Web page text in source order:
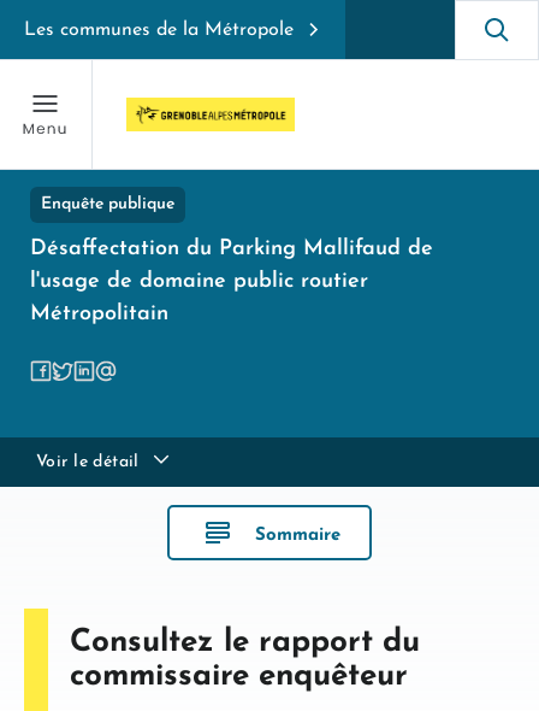
Les communes de la Métropole
Enquête publique
Désaffectation du Parking Mallifaud de
l'usage de domaine public routier
Métropolitain
Voir le détail
Sommaire
Consultez le rapport du
commissaire enquêteur